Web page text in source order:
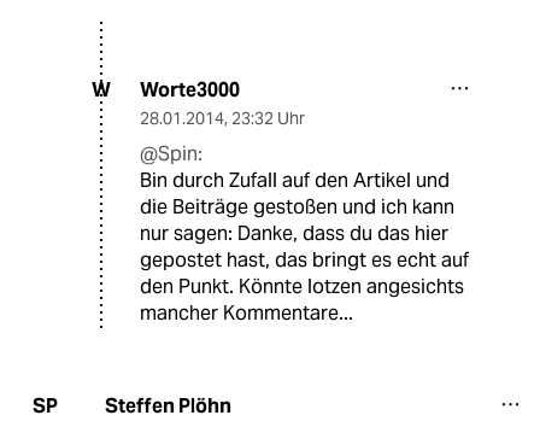
W Worte3000
28.01.2014, 23:32 Uhr
@Spin:
Bin durch Zufall auf den Artikel und
die Beiträge gestoßen und ich kann
nur sagen: Danke, dass du das hier
gepostet hast, das bringt es echt auf
den Punkt. Könnte lotzen angesichts
mancher Kommentare...
SP Steffen Plöhn